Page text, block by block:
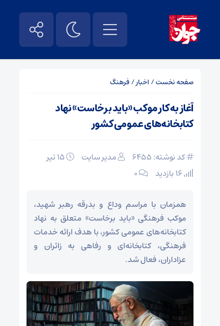
صفحه نخست/ اخبار/ فرهنگ
آغاز به‌ کار موکب «باید برخاست» نهاد
کتابخانه‌های عمومی کشور
کد نوشته: 6455 مدیر سایت
۰
همزمان با مراسم وداع و بدرقه رهبر شهید،
موکب فرهنگی «باید برخاست» متعلق به نهاد
کتابخانه‌های عمومی کشور، با هدف ارائه خدمات
فرهنگی، کتابخانه‌ای و رفاهی به زائران و
عزاداران، فعال شد.